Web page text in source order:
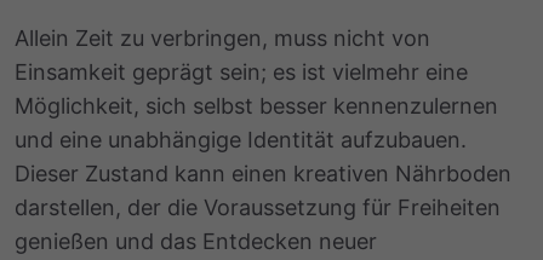
Allein Zeit zu verbringen, muss nicht von
Einsamkeit geprägt sein; es ist vielmehr eine
Möglichkeit, sich selbst besser kennenzulernen
und eine unabhängige Identität aufzubauen.
Dieser Zustand kann einen kreativen Nährboden
darstellen, der die Voraussetzung für Freiheiten
genießen und das Entdecken neuer